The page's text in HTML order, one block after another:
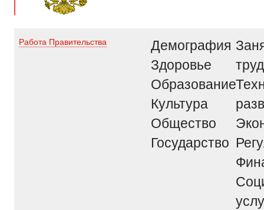
Работа Правительства
Демография
Здоровье
Образование
Культура
Общество
Государство
труд